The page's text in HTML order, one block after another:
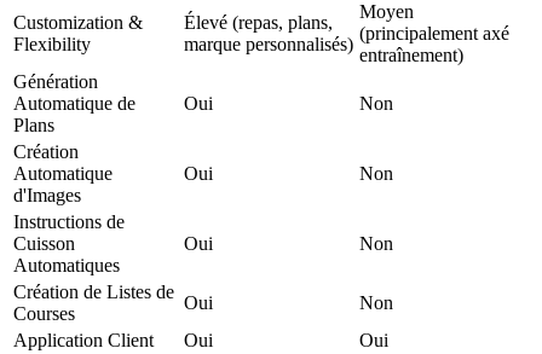
Customization &
Flexibility
Élevé (repas, plans,
marque personnalisés)
Moyen
(principalement axé
entraînement)
Génération
Automatique de
Plans
Oui Non
Création
Automatique
d'Images
Oui Non
Instructions de
Cuisson
Automatiques
Oui Non
Création de Listes de
Courses
Oui
Non
Application Client
Oui
Oui